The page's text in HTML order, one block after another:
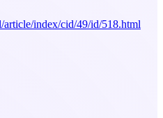
article/index/cid/49/id/518.html